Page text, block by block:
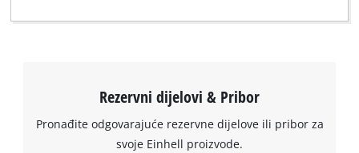
Trebamo vaše dopuštenje za učitavanje
Google Maps usluge!
Rezervni dijelovi & Pribor
Pronađite odgovarajuće rezervne dijelove ili pribor za
svoje Einhell proizvode.